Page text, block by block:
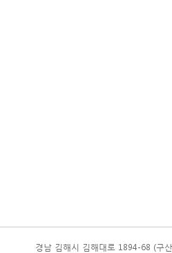
경남 김해시 김해대로 1894-68 (구